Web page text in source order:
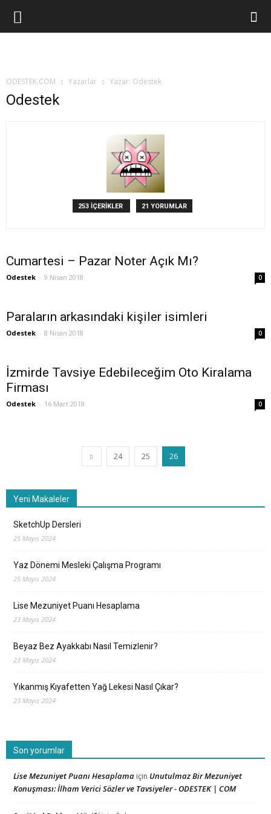
ODESTEK.COM Yazarlar Yazar: Odestek
Odestek
253 İÇERİKLER 21 YORUMLAR
Cumartesi – Pazar Noter Açık Mı?
Odestek - 9 Nisan 2018 0
Paraların arkasındaki kişiler isimleri
Odestek - 8 Nisan 2018 0
İzmirde Tavsiye Edebileceğim Oto Kiralama
Firması
Odestek - 16 Mart 2018 0
24 25 26
Yeni Makaleler
SketchUp Dersleri
25 Mayıs 2024
Yaz Dönemi Mesleki Çalışma Programı
25 Mayıs 2024
Lise Mezuniyet Puanı Hesaplama
23 Mayıs 2024
Beyaz Bez Ayakkabı Nasıl Temizlenir?
23 Mayıs 2024
Yıkanmış Kıyafetten Yağ Lekesi Nasıl Çıkar?
23 Mayıs 2024
Son yorumlar
Lise Mezuniyet Puanı Hesaplama için Unutulmaz Bir Mezuniyet
Konuşması: İlham Verici Sözler ve Tavsiyeler - ODESTEK | COM